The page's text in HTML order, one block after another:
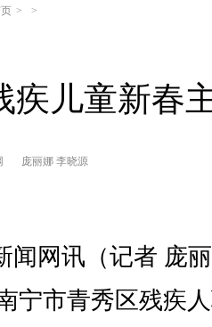
> >
疾儿童新春
庞丽娜 李晓源
网讯（记者 庞
宁市青秀区残疾